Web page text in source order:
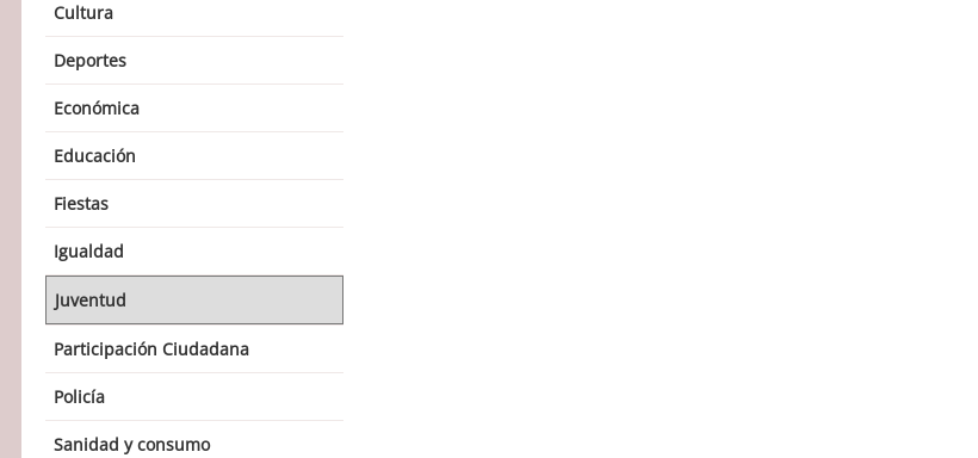
Cultura
Deportes
Económica
Educación
Fiestas
Igualdad
Juventud
Participación Ciudadana
Policía
Sanidad y consumo